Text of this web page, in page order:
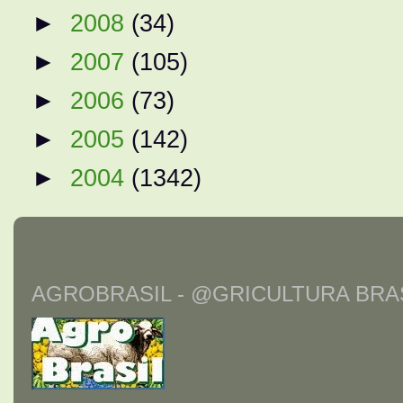
► 2008 (34)
► 2007 (105)
► 2006 (73)
► 2005 (142)
► 2004 (1342)
AGROBRASIL - @GRICULTURA